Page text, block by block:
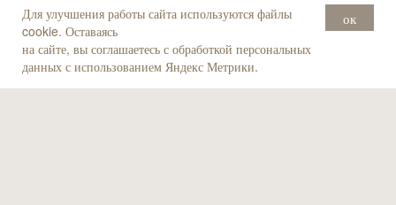
Для улучшения работы сайта используются файлы
cookie. Оставаясь
на сайте, вы соглашаетесь с обработкой персональных
данных с использованием Яндекс Метрики.
ок